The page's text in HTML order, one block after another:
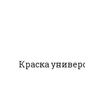
Краска